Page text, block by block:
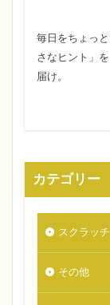
毎日をちょっ
さなヒント」
届け。
カテゴリー
スクラッチ
その他